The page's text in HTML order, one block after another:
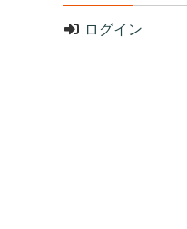
ログイン